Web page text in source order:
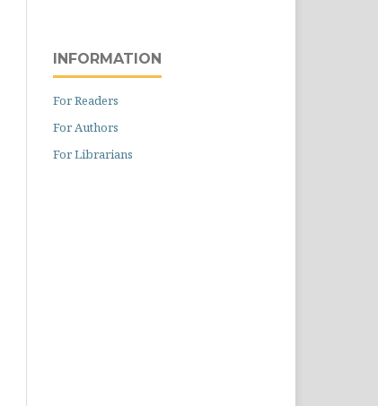
INFORMATION
For Readers
For Authors
For Librarians